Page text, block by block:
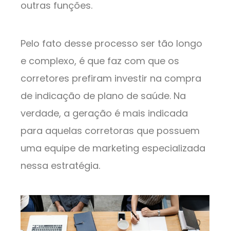
outras funções.
Pelo fato desse processo ser tão longo
e complexo, é que faz com que os
corretores prefiram investir na compra
de indicação de plano de saúde. Na
verdade, a geração é mais indicada
para aquelas corretoras que possuem
uma equipe de marketing especializada
nessa estratégia.